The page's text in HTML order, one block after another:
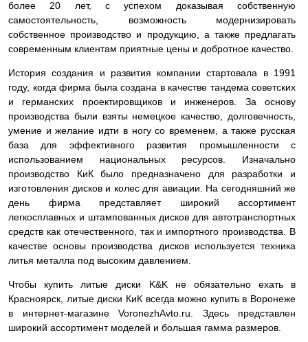
более 20 лет, с успехом доказывая собственную
самостоятельность, возможность модернизировать
собственное производство и продукцию, а также предлагать
современным клиентам приятные цены и добротное качество.
История создания и развития компании стартовала в 1991
году, когда фирма была создана в качестве тандема советских
и германских проектировщиков и инженеров. За основу
производства были взяты немецкое качество, долговечность,
умение и желание идти в ногу со временем, а также русская
база для эффективного развития промышленности с
использованием национальных ресурсов. Изначально
производство КиК было предназначено для разработки и
изготовления дисков и колес для авиации. На сегодняшний же
день фирма представляет широкий ассортимент
легкосплавных и штампованных дисков для автотранспортных
средств как отечественного, так и импортного производства. В
качестве основы производства дисков используется техника
литья металла под высоким давлением.
Чтобы купить литые диски K&K не обязательно ехать в
Красноярск, литые диски КиК всегда можно купить в Воронеже
в интернет-магазине VoronezhAvto.ru. Здесь представлен
широкий ассортимент моделей и большая гамма размеров.